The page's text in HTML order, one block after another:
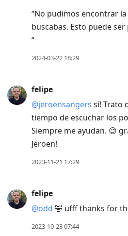
“No pudimos encontrar
buscabas. Esto puede
“
2024-03-22 18:29
felipe
@jeroensangers sí! Trato
tiempo de escuchar los
Siempre me ayudan. 😊
Jeroen!
2023-11-21 17:29
felipe
@odd 🤣 ufff thanks for
2023-10-23 07:44